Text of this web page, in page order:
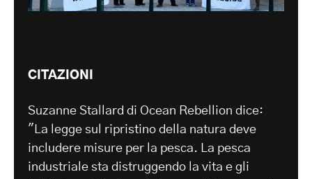
CITAZIONI
Suzanne Stallard di Ocean Rebellion dice:
"La legge sul ripristino della natura deve
includere misure per la pesca. La pesca
industriale sta distruggendo la vita e gli